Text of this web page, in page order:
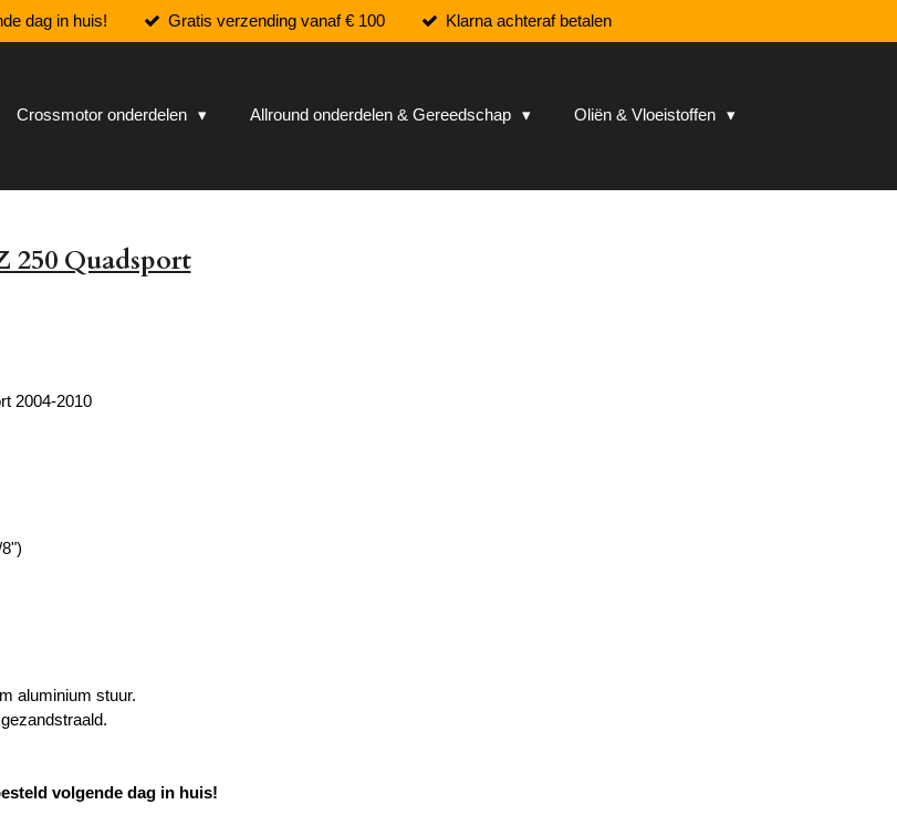
dag in huis! Gratis verzending vanaf € 100 Klarna achteraf betalen
Crossmotor onderdelen Allround onderdelen & Gereedschap
Oliën & Vloeistoffen
250 Quadsport
2004-2010
aluminium stuur.
volgende dag in huis!